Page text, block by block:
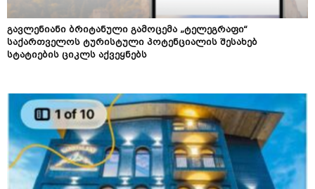
გავლენიანი ბრიტანული გამოცემა „ტელეგრაფი“
საქართველოს ტურისტული პოტენციალის შესახებ
სტატიების ციკლს აქვეყნებს